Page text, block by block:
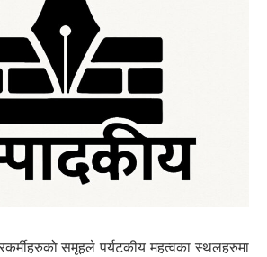
समूहले पर्यटकीय महत्वका स्थलहरुमा